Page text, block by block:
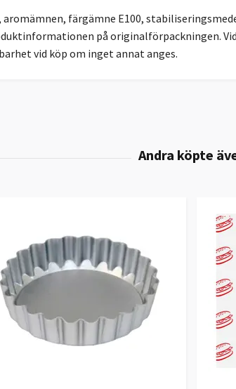
aromämnen, färgämne E100,
på originalförpackningen.
vid köp om inget annat anges.